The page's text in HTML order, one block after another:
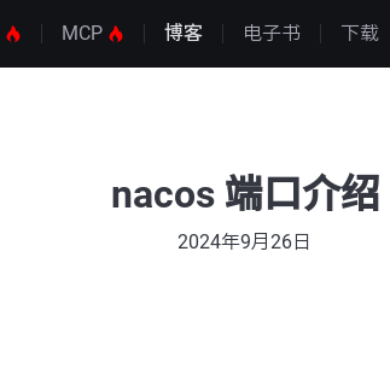
MCP 博客 电子书 下载
nacos 端口介绍
2024年9月26日